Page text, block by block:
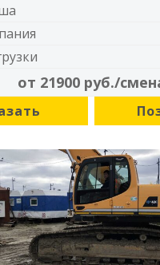
от 21900 руб./